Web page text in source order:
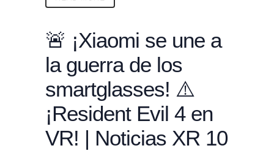
🚨 ¡Xiaomi se une a
la guerra de los
smartglasses! ⚠️
¡Resident Evil 4 en
VR! | Noticias XR 10